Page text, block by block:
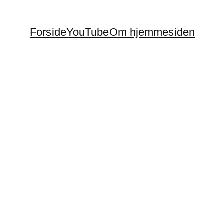
ForsideYouTubeOm hjemmesiden